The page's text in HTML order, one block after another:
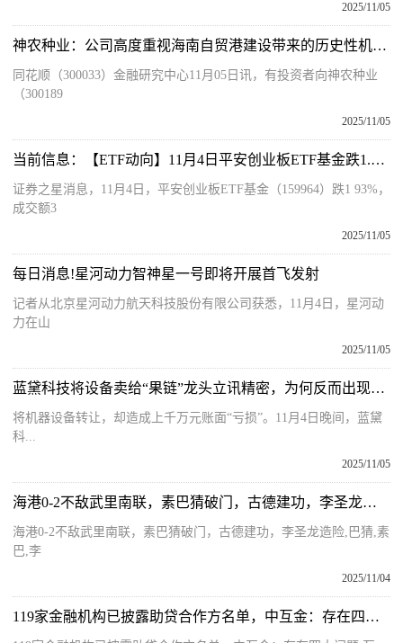
2025/11/05
神农种业：公司高度重视海南自贸港建设带来的历史性机遇|动态
同花顺（300033）金融研究中心11月05日讯，有投资者向神农种业
（300189
2025/11/05
当前信息：【ETF动向】11月4日平安创业板ETF基金跌1.93%
证券之星消息，11月4日，平安创业板ETF基金（159964）跌1 93%，
成交额3
2025/11/05
每日消息!星河动力智神星一号即将开展首飞发射
记者从北京星河动力航天科技股份有限公司获悉，11月4日，星河动
力在山
2025/11/05
蓝黛科技将设备卖给“果链”龙头立讯精密，为何反而出现上千万元账面“亏损”？
将机器设备转让，却造成上千万元账面“亏损”。11月4日晚间，蓝黛
科...
2025/11/05
海港0-2不敌武里南联，素巴猜破门，古德建功，李圣龙造险-要闻速递
海港0-2不敌武里南联，素巴猜破门，古德建功，李圣龙造险,巴猜,素
巴,李
2025/11/04
119家金融机构已披露助贷合作方名单，中互金：存在四大问题